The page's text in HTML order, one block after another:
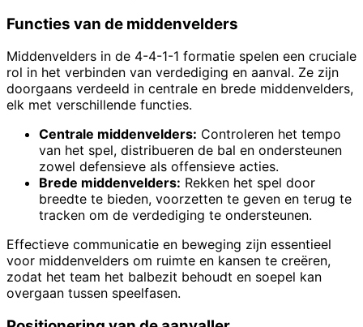
Functies van de middenvelders
Middenvelders in de 4-4-1-1 formatie spelen een cruciale
rol in het verbinden van verdediging en aanval. Ze zijn
doorgaans verdeeld in centrale en brede middenvelders,
elk met verschillende functies.
Centrale middenvelders: Controleren het tempo
van het spel, distribueren de bal en ondersteunen
zowel defensieve als offensieve acties.
Brede middenvelders: Rekken het spel door
breedte te bieden, voorzetten te geven en terug te
tracken om de verdediging te ondersteunen.
Effectieve communicatie en beweging zijn essentieel
voor middenvelders om ruimte en kansen te creëren,
zodat het team het balbezit behoudt en soepel kan
overgaan tussen speelfasen.